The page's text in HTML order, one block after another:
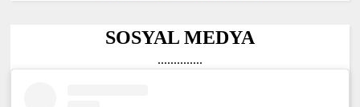
SOSYAL MEDYA
..............